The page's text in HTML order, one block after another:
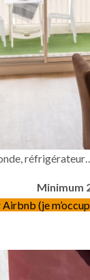
Minimum
(je